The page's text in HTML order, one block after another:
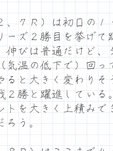
７Ｒ）は初日の１
ーズ２勝目を挙げ
伸びは普通だけど、
気温の低下で）回
ると大きく変わりそ
２勝と躍進している
トを大きく上積み
ろう。